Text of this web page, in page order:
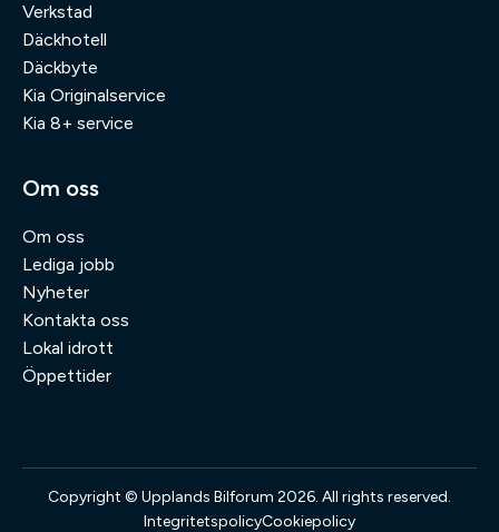
Verkstad
Däckhotell
Däckbyte
Kia Originalservice
Kia 8+ service
Om oss
Om oss
Lediga jobb
Nyheter
Kontakta oss
Lokal idrott
Öppettider
Copyright © Upplands Bilforum 2026. All rights reserved.
IntegritetspolicyCookiepolicy